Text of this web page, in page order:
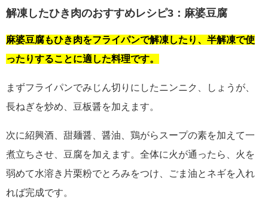
解凍したひき肉のおすすめレシピ3：麻婆豆腐
麻婆豆腐もひき肉をフライパンで解凍したり、半解凍で使
ったりすることに適した料理です。
まずフライパンでみじん切りにしたニンニク、しょうが、
長ねぎを炒め、豆板醤を加えます。
次に紹興酒、甜麺醤、醤油、鶏がらスープの素を加えて一
煮立ちさせ、豆腐を加えます。全体に火が通ったら、火を
弱めて水溶き片栗粉でとろみをつけ、ごま油とネギを入れ
れば完成です。